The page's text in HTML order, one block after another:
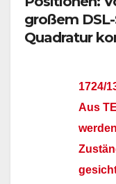
großem
Quadratur
1724/
Aus